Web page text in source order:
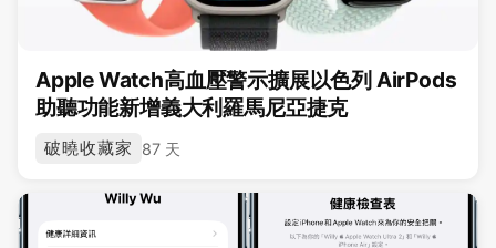
Apple Watch高血壓警示擴展以色列 AirPods
助聽功能新增義大利羅馬尼亞捷克
破曉收藏家 87 天